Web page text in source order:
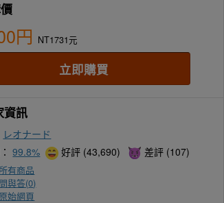
円 NT1731元
資訊
レオナード
99.8% 好評 (43,690) 差評 (107)
有商品
與答(0)
始網頁